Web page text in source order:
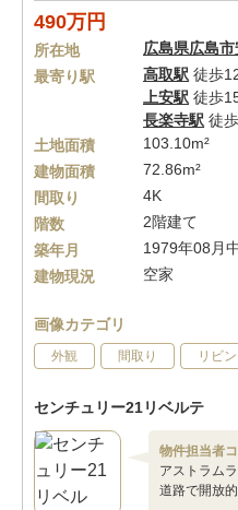
490万円
所在地 広島県広島
最寄り駅
高取駅 徒歩
上安駅 徒歩
長楽寺駅 徒
土地面積
103.10m²
建物面積
72.86m²
間取り
4K
階数
2階建て
築年月
1979年08月
建物現況
空家
画像カテゴリ
外観 間取り リビ
センチュリー21リベルテ
物件担当者
アストラム
道路で開放